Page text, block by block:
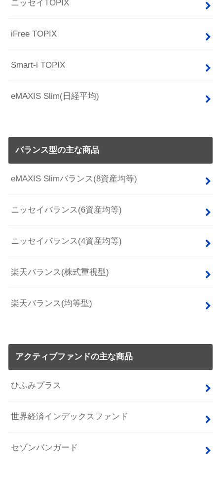
ニッセイTOPIX
iFree TOPIX
Smart-i TOPIX
eMAXIS Slim(日経平均)
バランス型の主な商品
eMAXIS Slimバランス(8資産均等)
ニッセイバランス(6資産均等)
ニッセイバランス(4資産均等)
楽天バランス(株式重視型)
楽天バランス(均等型)
アクティブファンドの主な商品
ひふみプラス
世界経済インデックスファンド
セゾンバンガード